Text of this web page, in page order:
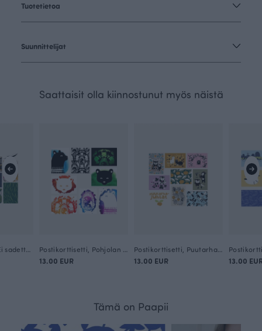
Tuotetietoa
Suunnittelijat
Saattaisit olla kiinnostunut myös näistä
13.00 EUR 13.00 EUR 13.00
Tämä on Paapii